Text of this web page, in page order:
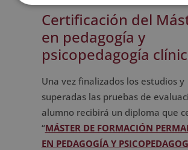
Certificación del
en pedagogía y
psicopedagogía
Una vez finalizados los estudios y
superadas las pruebas de
alumno recibirá un diploma que
“MÁSTER DE FORMACIÓN
EN PEDAGOGÍA Y